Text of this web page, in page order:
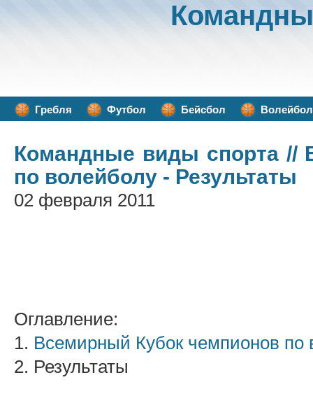
Гребля Футбол Бейсбол Волейбол
Командные виды спорта//
по волейболу - Результаты
02 февраля 2011
Оглавление:
1. Всемирный Кубок чемпионов по
2. Результаты